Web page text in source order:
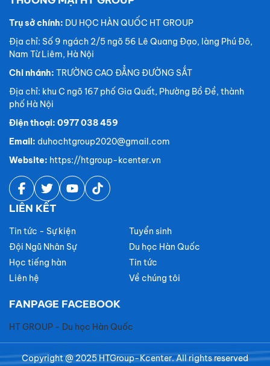
Trụ sở chính: DU HỌC HÀN QUỐC HT GROUP
Địa chỉ: Số 9 ngách 2/5 ngõ 56 Lê Quang Đạo, làng Phú Đô,
Nam Từ Liêm, Hà Nội
Chi nhánh: TRƯỜNG CAO ĐẲNG ĐƯỜNG SẮT
Địa chỉ: khu C ngõ 167 phố Gia Quất, Phường Bồ Đề, thành
phố Hà Nội
Điện thoại: 0977 038 459
Email: duhochtgroup2020@gmail.com
Website: https://htgroup-kcenter.vn
LIÊN KẾT
Tin tức - Sự kiện
Tuyển sinh
Đội Ngũ Nhân Sự
Du học Hàn Quốc
Học tiếng hàn
Tin tức
Liên hệ
Về chúng tôi
FANPAGE FACEBOOK
HT GROUP - Du học Hàn Quốc
Copyright @ 2025 HTGroup-Kcenter. All rights reserved